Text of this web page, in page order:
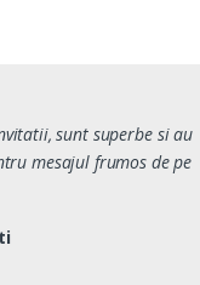
sunt superbe si au
mesajul frumos de pe